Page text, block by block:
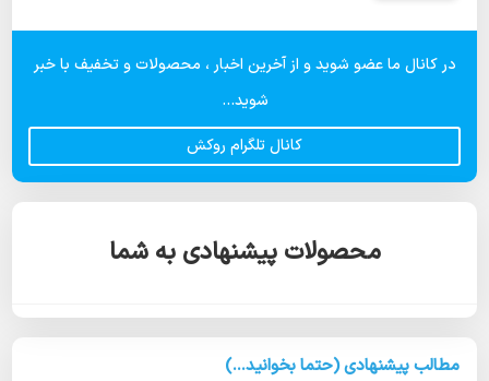
در کانال ما عضو شوید و از آخرین اخبار ، محصولات و تخفیف با خبر
شوید...
کانال تلگرام روکش
محصولات پیشنهادی به شما
مطالب پیشنهادی (حتما بخوانید...)